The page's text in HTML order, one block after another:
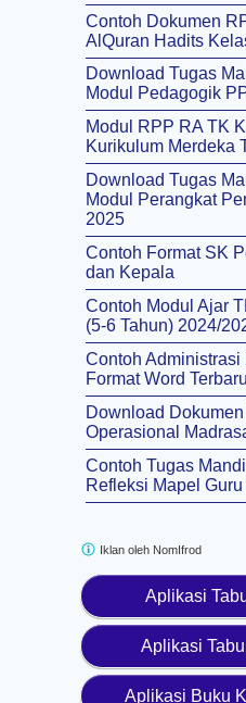
Contoh Dokumen
AlQuran Hadits
Download Tugas
Modul Pedagogik
Modul RPP RA TK
Kurikulum Merdeka
Download Tugas
Modul Perangkat
2025
Contoh Format SK
dan Kepala
Contoh Modul Ajar
(5-6 Tahun) 2024/
Contoh Administrasi
Format Word Terbaru
Download
Operasional
Contoh Tugas
Refleksi Mapel
Aplikasi
Aplikasi
Aplikasi Buku
Iklan oleh NomIfrod